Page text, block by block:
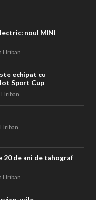
noul MINI
Hriban
echipat cu
Sport Cup
de ani de tahograf
Hriban